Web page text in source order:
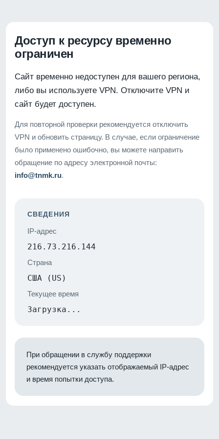
Доступ к ресурсу временно
ограничен
Сайт временно недоступен для вашего региона,
либо вы используете VPN. Отключите VPN и
сайт будет доступен.
Для повторной проверки рекомендуется отключить
VPN и обновить страницу. В случае, если ограничение
было применено ошибочно, вы можете направить
обращение по адресу электронной почты:
info@tnmk.ru.
СВЕДЕНИЯ
IP-адрес
216.73.216.144
Страна
США (US)
Текущее время
Загрузка...
При обращении в службу поддержки
рекомендуется указать отображаемый IP-адрес
и время попытки доступа.